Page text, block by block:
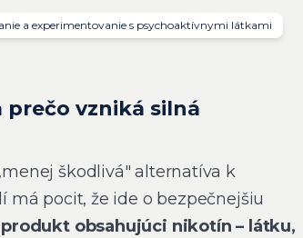
a experimentovanie s psychoaktívnymi látkami
prečo vzniká silná
škodlivá" alternatíva k
má pocit, že ide o bezpečnejšiu
obsahujúci nikotín – látku,